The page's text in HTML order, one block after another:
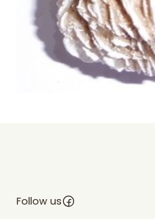
Follow us